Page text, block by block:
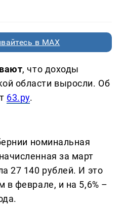
в MAX
, что доходы
области выросли. Об
63.ру.
номинальная
за март
27 140 рублей. И это
в феврале, и на 5,6% –